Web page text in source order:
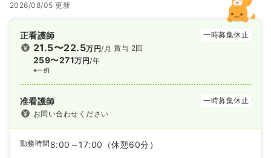
2026/08/05 更新
正看護師 一時募集休止
21.5〜22.5万円/月
259〜271万円/年
※一例
賞与 2回
准看護師
一時募集休止
お問い合わせください
勤務時間 8:00～17:00 （休憩60分）